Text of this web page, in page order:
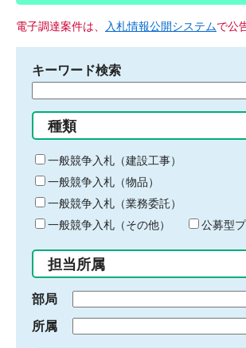
電子調達案件は、 入札情報公開システムで公
キーワード検索
る
キ
ー
ワ
ー
ド
入
力
種類
一般競争入札（建設工事）
一般競争入札（物品）
一般競争入札（業務委託）
一般競争入札（その他）
公募型
担当所属
部局
所属